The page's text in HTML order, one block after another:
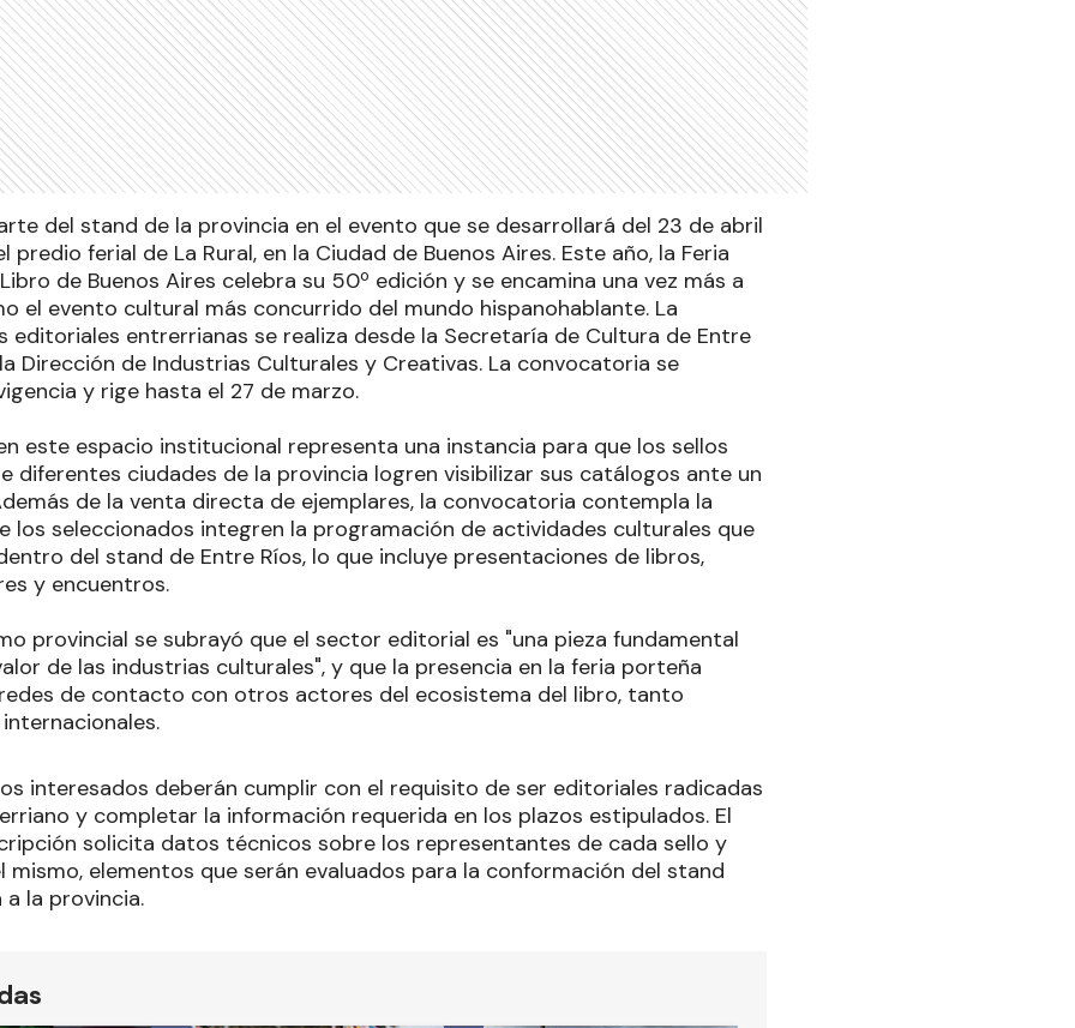
del stand de la provincia en el evento que se desarrollará del 23 de abril
predio ferial de La Rural, en la Ciudad de Buenos Aires. Este año, la Feria
de Buenos Aires celebra su 50º edición y se encamina una vez más a
el evento cultural más concurrido del mundo hispanohablante. La
editoriales entrerrianas se realiza desde la Secretaría de Cultura de Entre
Dirección de Industrias Culturales y Creativas. La convocatoria se
y rige hasta el 27 de marzo.
este espacio institucional representa una instancia para que los sellos
diferentes ciudades de la provincia logren visibilizar sus catálogos ante un
de la venta directa de ejemplares, la convocatoria contempla la
los seleccionados integren la programación de actividades culturales que
del stand de Entre Ríos, lo que incluye presentaciones de libros,
y encuentros.
provincial se subrayó que el sector editorial es "una pieza fundamental
de las industrias culturales", y que la presencia en la feria porteña
de contacto con otros actores del ecosistema del libro, tanto
interesados deberán cumplir con el requisito de ser editoriales radicadas
y completar la información requerida en los plazos estipulados. El
solicita datos técnicos sobre los representantes de cada sello y
mismo, elementos que serán evaluados para la conformación del stand
la provincia.